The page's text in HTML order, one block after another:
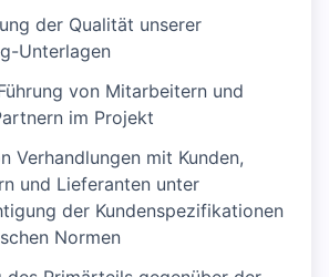
der Qualität unserer
Unterlagen
von Mitarbeitern und
im Projekt
Verhandlungen mit Kunden,
und Lieferanten unter
der Kundenspezifikationen
Normen